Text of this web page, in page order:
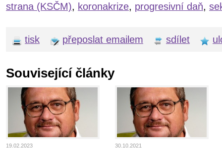
strana (KSČM), koronakrize, progresivní daň,
tisk přeposlat emailem sdílet
Související články
19.02.2023 30.10.2021